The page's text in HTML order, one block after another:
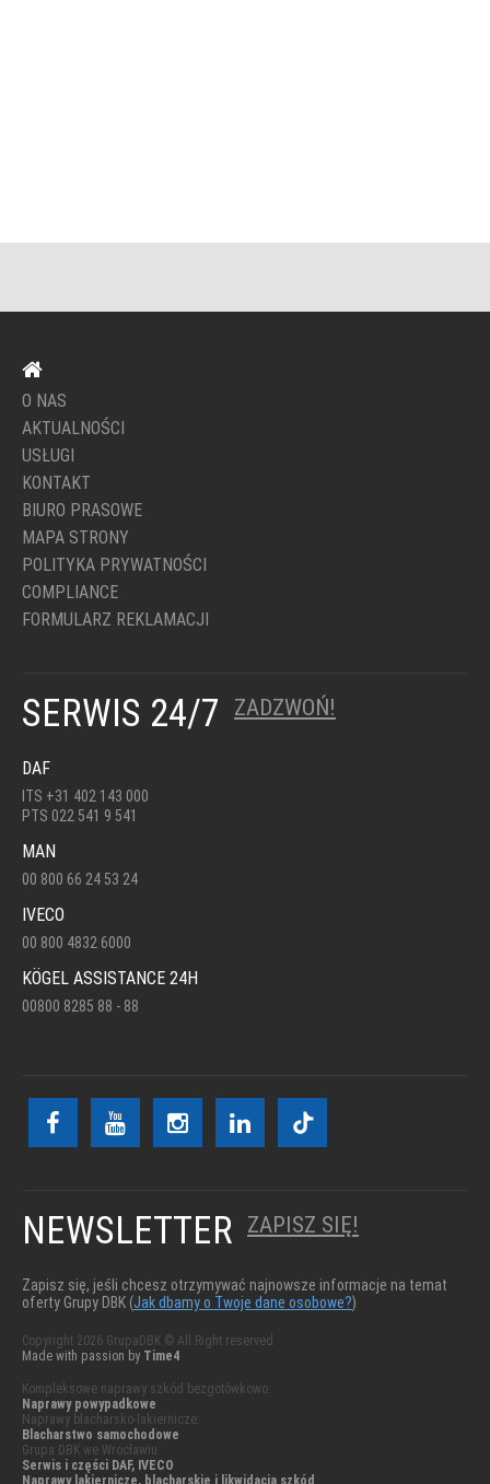
O NAS
AKTUALNOŚCI
USŁUGI
KONTAKT
BIURO PRASOWE
MAPA STRONY
POLITYKA PRYWATNOŚCI
COMPLIANCE
FORMULARZ REKLAMACJI
SERWIS 24/7 ZADZWOŃ!
DAF
ITS +31 402 143 000
PTS 022 541 9 541
MAN
00 800 66 24 53 24
IVECO
00 800 4832 6000
KÖGEL ASSISTANCE 24H
00800 8285 88 - 88
NEWSLETTER ZAPISZ SIĘ!
Zapisz się, jeśli chcesz otrzymywać najnowsze informacje na temat
oferty Grupy DBK (Jak dbamy o Twoje dane osobowe?)
Copyright 2026 GrupaDBK © All Right reserved
Made with passion by Time4
Kompleksowe naprawy szkód bezgotówkowo:
Naprawy powypadkowe
Naprawy blacharsko-lakiernicze:
Blacharstwo samochodowe
Grupa DBK we Wrocławiu:
Serwis i części DAF, IVECO
Naprawy lakiernicze, blacharskie i likwidacja szkód